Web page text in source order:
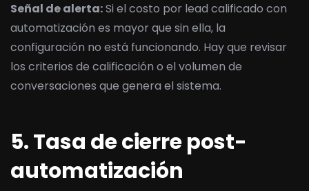
Señal de alerta:Si el costo por lead calificado con
automatización es mayor que sin ella, la
configuración no está funcionando. Hay que revisar
los criterios de calificación o el volumen de
conversaciones que genera el sistema.
5. Tasa de cierre post-
automatización